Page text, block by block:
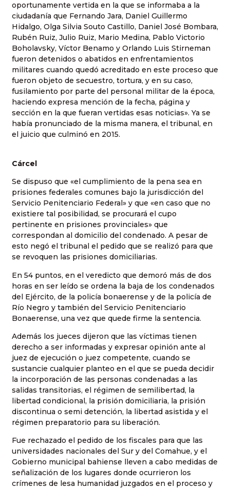
oportunamente vertida en la que se informaba a la
ciudadanía que Fernando Jara, Daniel Guillermo
Hidalgo, Olga Silvia Souto Castillo, Daniel José Bombara,
Rubén Ruiz, Julio Ruiz, Mario Medina, Pablo Victorio
Boholavsky, Víctor Benamo y Orlando Luis Stirneman
fueron detenidos o abatidos en enfrentamientos
militares cuando quedó acreditado en este proceso que
fueron objeto de secuestro, tortura, y en su caso,
fusilamiento por parte del personal militar de la época,
haciendo expresa mención de la fecha, página y
sección en la que fueran vertidas esas noticias». Ya se
había pronunciado de la misma manera, el tribunal, en
el juicio que culminó en 2015.
Cárcel
Se dispuso que «el cumplimiento de la pena sea en
prisiones federales comunes bajo la jurisdicción del
Servicio Penitenciario Federal» y que «en caso que no
existiere tal posibilidad, se procurará el cupo
pertinente en prisiones provinciales» que
correspondan al domicilio del condenado. A pesar de
esto negó el tribunal el pedido que se realizó para que
se revoquen las prisiones domiciliarias.
En 54 puntos, en el veredicto que demoró más de dos
horas en ser leído se ordena la baja de los condenados
del Ejército, de la policía bonaerense y de la policía de
Río Negro y también del Servicio Penitenciario
Bonaerense, una vez que quede firme la sentencia.
Además los jueces dijeron que las víctimas tienen
derecho a ser informadas y expresar opinión ante al
juez de ejecución o juez competente, cuando se
sustancie cualquier planteo en el que se pueda decidir
la incorporación de las personas condenadas a las
salidas transitorias, el régimen de semilibertad, la
libertad condicional, la prisión domiciliaria, la prisión
discontinua o semi detención, la libertad asistida y el
régimen preparatorio para su liberación.
Fue rechazado el pedido de los fiscales para que las
universidades nacionales del Sur y del Comahue, y el
Gobierno municipal bahiense lleven a cabo medidas de
señalización de los lugares donde ocurrieron los
crímenes de lesa humanidad juzgados en el proceso y